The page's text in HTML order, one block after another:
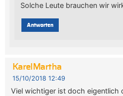
Solche Leute brauchen wir
Antworten
KarelMartha
15/10/2018 12:49
Viel wichtiger ist doch eigentlich